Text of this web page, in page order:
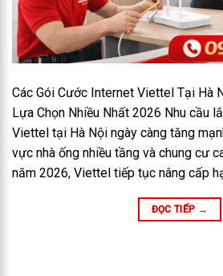
Các Gói Cước Internet Viettel Tại Hà
Lựa Chọn Nhiều Nhất 2026 Nhu cầu
Viettel tại Hà Nội ngày càng tăng
vực nhà ống nhiều tầng và chung cư
năm 2026, Viettel tiếp tục nâng cấp
ĐỌC TIẾP →